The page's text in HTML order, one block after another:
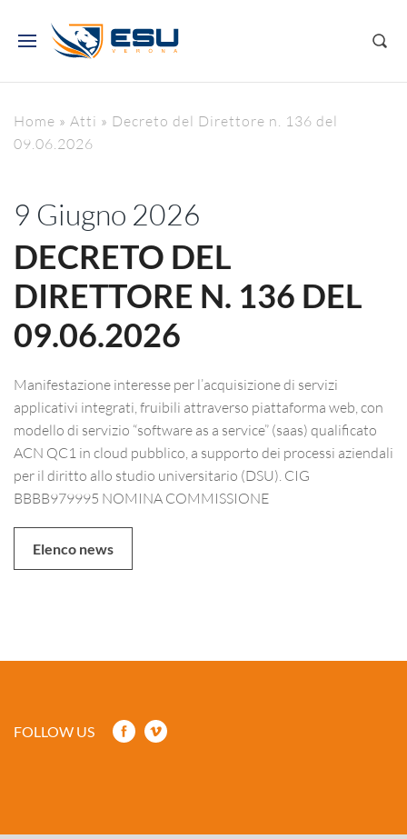
Home » Atti » Decreto del Direttore n. 136 del
09.06.2026
9 Giugno 2026
DECRETO DEL
DIRETTORE N. 136 DEL
09.06.2026
Manifestazione interesse per l’acquisizione di servizi
applicativi integrati, fruibili attraverso piattaforma web, con
modello di servizio “software as a service” (saas) qualificato
ACN QC1 in cloud pubblico, a supporto dei processi aziendali
per il diritto allo studio universitario (DSU). CIG
BBBB979995 NOMINA COMMISSIONE
Elenco news
FOLLOW US